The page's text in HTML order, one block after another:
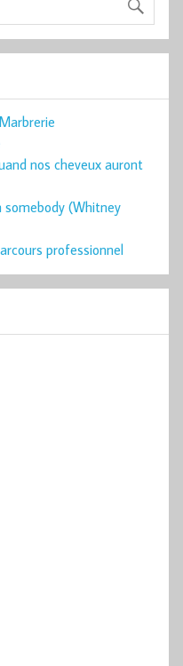
nos cheveux auront
somebody (Whitney
professionnel